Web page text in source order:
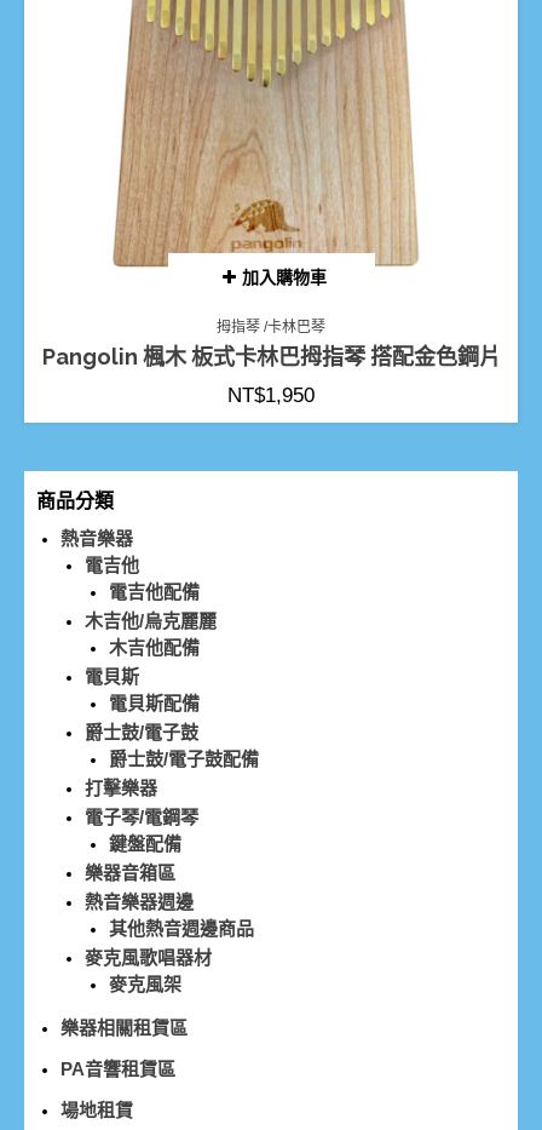
加入購物車
拇指琴 /卡林巴琴
Pangolin 楓木 板式卡林巴拇指琴 搭配金色鋼片
NT$1,950
商品分類
熱音樂器
電吉他
電吉他配備
木吉他/烏克麗麗
木吉他配備
電貝斯
電貝斯配備
爵士鼓/電子鼓
爵士鼓/電子鼓配備
打擊樂器
電子琴/電鋼琴
鍵盤配備
樂器音箱區
熱音樂器週邊
其他熱音週邊商品
麥克風歌唱器材
麥克風架
樂器相關租賃區
PA音響租賃區
場地租賃